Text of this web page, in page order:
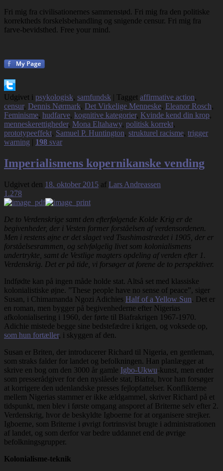
Fri mig fra civilisationernes sammenstød. Fri mig fra den politiske
korrektheds forskelsbehandling og snigende censur. Fri mig fra
farve-bevidsthed. Free your mind.
Udgivet i psykologisk, samfundsk | Tagget affirmative action,
censur, Dennis Nørmark, Det Virkelige Menneske, Eleanor Rosch,
Feminisme, hudfarve, kognitive kategorier, Kvinde kend din krop,
menneskerettigheder, Mona Eltahawy, politisk korrekt,
prototypeeffekt, Samuel P. Huntington, strukturel racisme, trigger
warning | 198 svar
Imperialismens kopernikanske vending
Udgivet den 18. oktober 2015 af Lars Andreassen
1.278
De to Verdenskrige samt den efterfølgende Kolde Krig er de
begivenheder, der i Vesten former forståelsen af verdensordenen.
Men i restens øjne er det slaget ved Tsushimastrædet i 1905, der er
forståelsesrammen, og selvfølgelig livet som kolonialismens
undertrykte, samt de Vestlige magters opdeling af verden efter 1.
Verdenskrig. Det er på tide, vi forsøger at forene de to perspektiver.
Indfødte kan på ingen måde holde stat. Altså set med klassiske
kolonialistiske øjne. ”These people have no sense of peace”, siger
Susan, i Chimamanda Ngozi Adichies Half of a Yellow Sun. Det er
en roman, men bygger på begivenhederne efter Nigerias
afkolonialisering i 1960, der førte til Biafrakrigen 1967-1970.
Adichie mistede begge sine bedstefædre i krigen, og voksede op,
som hun fortæller, i skyggen af den.
Susan er Briten, der introducerer Richard til Nigeria, en gentleman,
som straks falder for landet og befolkningen. Han planlægger at
skrive en bog om den 3000 år gamle Igbo-Ukwu-kunst, men ender
som presserådgiver for den nyslåede stat, Biafra, hvor han forsøger
at korrigere den udenlandske presses fejlopfattelser. Konflikterne
mellem Nigerias stammer er ikke ældgammel, skriver Richard på et
tidspunkt, men blev i første omgang ansporet af Briterne selv efter 2.
Verdenskrig, hvor de beskyldte Igboerne for at organisere strejker.
Igboerne, som Briterne i øvrigt fortrinsvist brugte i administrationen
af landet, og som derfor var bedre uddannet end de øvrige
befolkningsgrupper.
Kolonialisme-teknik